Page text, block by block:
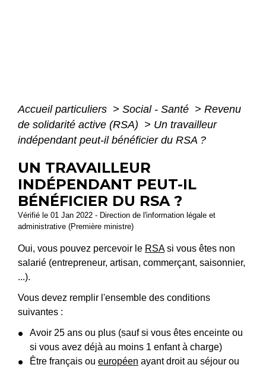
Accueil particuliers > Social - Santé > Revenu
de solidarité active (RSA) > Un travailleur
indépendant peut-il bénéficier du RSA ?
UN TRAVAILLEUR
INDÉPENDANT PEUT-IL
BÉNÉFICIER DU RSA ?
Vérifié le 01 Jan 2022 - Direction de l'information légale et
administrative (Première ministre)
Oui, vous pouvez percevoir le RSAsi vous êtes non
salarié (entrepreneur, artisan, commerçant, saisonnier,
...).
Vous devez remplir l'ensemble des conditions
suivantes :
Avoir 25 ans ou plus (sauf si vous êtes enceinte ou
si vous avez déjà au moins 1 enfant à charge)
Être français ou européen ayant droit au séjour ou